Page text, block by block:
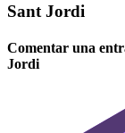
Sant Jordi
Comentar una
Jordi